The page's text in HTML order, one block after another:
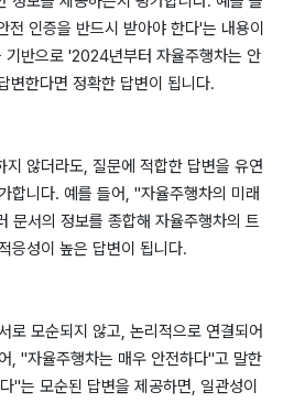
인증을 반드시 받아야 한다'는 내용이
기반으로 '2024년부터 자율주행차는 안
변한다면 정확한 답변이 됩니다.
지 않더라도, 질문에 적합한 답변을 유연
합니다. 예를 들어, "자율주행차의 미래
문서의 정보를 종합해 자율주행차의 트
응성이 높은 답변이 됩니다.
로 모순되지 않고, 논리적으로 연결되어
, "자율주행차는 매우 안전하다"고 말한
"는 모순된 답변을 제공하면, 일관성이